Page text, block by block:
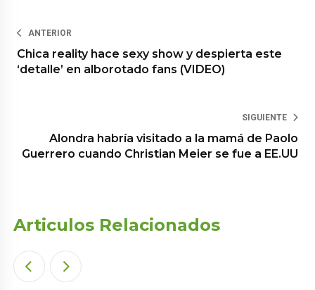
ANTERIOR
Chica reality hace sexy show y despierta este
‘detalle’ en alborotado fans (VIDEO)
SIGUIENTE
Alondra habría visitado a la mamá de Paolo
Guerrero cuando Christian Meier se fue a EE.UU
Articulos Relacionados